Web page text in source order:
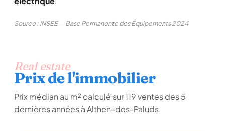
Source : INSEE — Base Permanente des Équipements 2024
Real estate
Prix de l'immobilier
Prix médian au m² calculé sur 119 ventes des 5
dernières années à Althen-des-Paluds.